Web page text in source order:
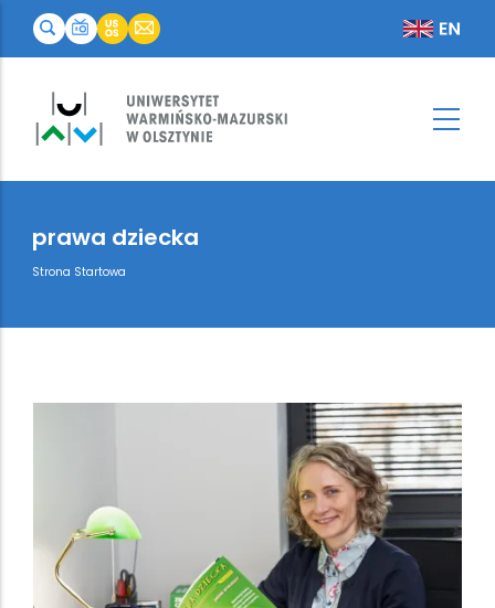
prawa dziecka
Breadcrumb
Strona Startowa